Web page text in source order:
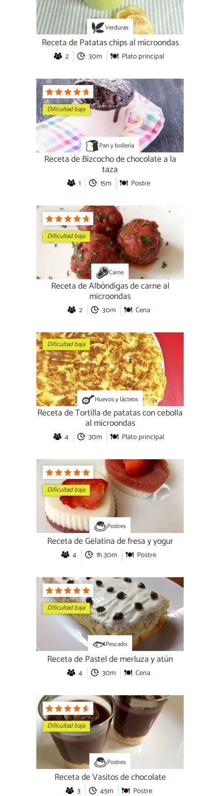
Verduras
Receta de Patatas chips al microondas
2 30m Plato principal
Dificultad baja
Pan y bollería
Receta de Bizcocho de chocolate a la
taza
1 15m Postre
Dificultad baja
Carne
Receta de Albóndigas de carne al
microondas
2 30m Cena
Dificultad baja
Huevos y lácteos
Receta de Tortilla de patatas con cebolla
al microondas
4 30m Plato principal
Dificultad baja
Postres
Receta de Gelatina de fresa y yogur
4 1h 30m Postre
Dificultad baja
Pescado
Receta de Pastel de merluza y atún
4 30m Cena
Dificultad baja
Postres
Receta de Vasitos de chocolate
3 45m Postre